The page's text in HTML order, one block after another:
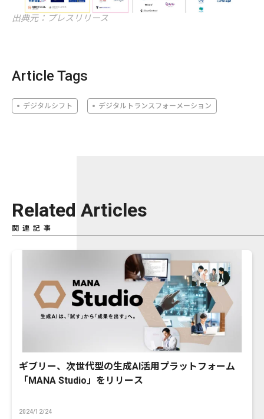
出典元：プレスリリース
Article Tags
デジタルシフト デジタルトランスフォーメーション
Related Articles
関連記事
ギブリー、次世代型の生成AI活用プラットフォーム
「MANA Studio」をリリース
2024/12/24